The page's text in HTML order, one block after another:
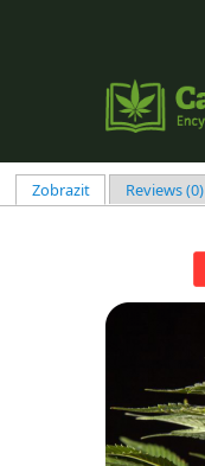
Hlavní záložky
Zobrazit(aktivní záložka)
Reviews (0)